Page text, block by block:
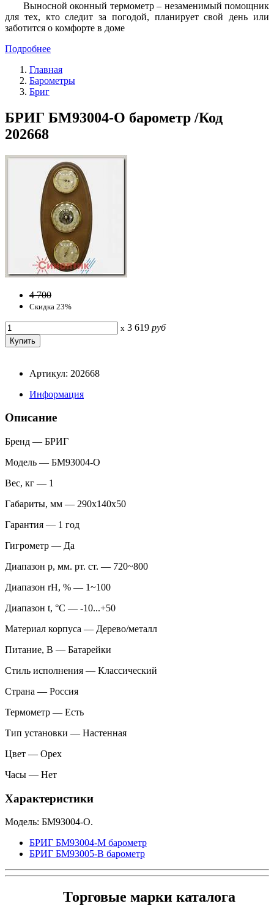
Выносной оконный термометр – незаменимый помощник
для тех, кто следит за погодой, планирует свой день или
заботится о комфорте в доме
Подробнее
Главная
Барометры
Бриг
БРИГ БМ93004-О барометр /Код
202668
4 700
Скидка 23%
x 3 619 руб
Артикул: 202668
Информация
Описание
Бренд — БРИГ
Модель — БМ93004-О
Вес, кг — 1
Габариты, мм — 290х140х50
Гарантия — 1 год
Гигрометр — Да
Диапазон p, мм. рт. ст. — 720~800
Диапазон rH, % — 1~100
Диапазон t, °C — -10...+50
Материал корпуса — Дерево/металл
Питание, В — Батарейки
Стиль исполнения — Классический
Страна — Россия
Термометр — Есть
Тип установки — Настенная
Цвет — Орех
Часы — Нет
Характеристики
Модель: БМ93004-О.
БРИГ БМ93004-М барометр
БРИГ БМ93005-В барометр
Торговые марки каталога